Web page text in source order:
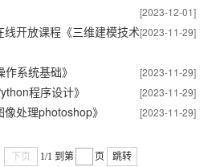
[2023-12-01]
[2023-11-29]
开放课程《三维建模技术
[2023-11-29]
系统基础》
[2023-11-29]
程序设计》
[2023-11-29]
处理photoshop》
下页 1/1 到第 页 跳转